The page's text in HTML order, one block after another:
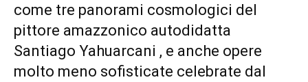
come tre panorami cosmologici del
pittore amazzonico autodidatta
Santiago Yahuarcani , e anche opere
molto meno sofisticate celebrate dal